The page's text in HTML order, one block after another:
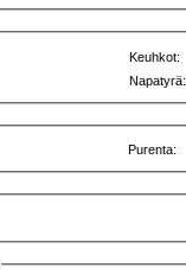
Keuhkot:
Napatyrä:
Purenta: